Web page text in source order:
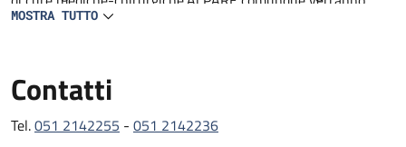
proseguiti percorsi medico terapeutici non ancora completati,
All'ingresso del paziente al PARE il team, composto da
Fisiatra e /o Fisioterapista con il coinvolgimento del Caregiver
prestampato con informazioni utili. Il degente viene
clinica ed infermieristica dove viene delineato il percorso
diagnostico e terapeutico e raccolti il consenso per tutte le
procedure che lo richiedono.
MOSTRA TUTTO
Contatti
Tel.051 2142255 - 051 2142236